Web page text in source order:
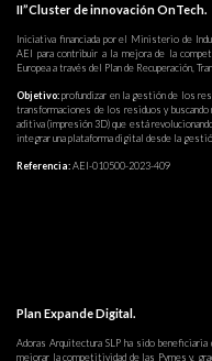
II”Cluster de innovación OnTech.
Iniciativa financiada por el Ministerio de
AEI para contribuir a la mejora de la
Europea a través del Plan de Recuperación,
Objetivo:profundizar en la gestión de los
transformaciones de los residuos y
aditiva (impresión 3D) que está
integrar una plataforma digital desde la
Referencia:AEI-010500-2023-409
Plan Expande Digital.
Adoras Arquitectura SLP ha sido
mejorar la competitividad de las Pymes y,